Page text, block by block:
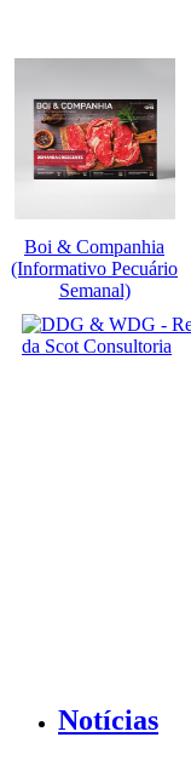
Boi & Companhia
(Informativo Pecuário
Semanal)
Notícias